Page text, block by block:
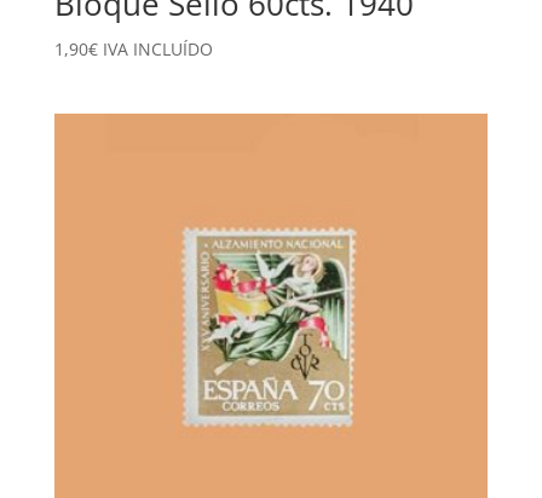
1,90€ IVA INCLUÍDO